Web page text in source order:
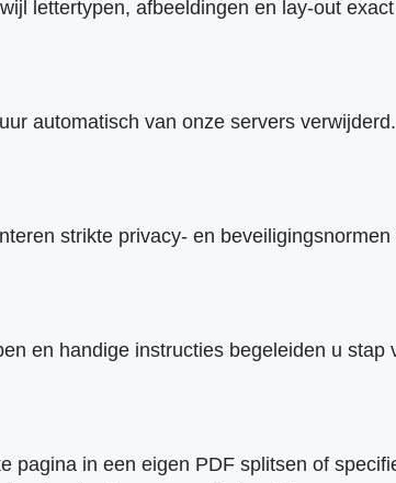
lettertypen, afbeeldingen en lay-out
automatisch van onze servers
strikte privacy- en
en handige instructies begeleiden u
in een eigen PDF splitsen of